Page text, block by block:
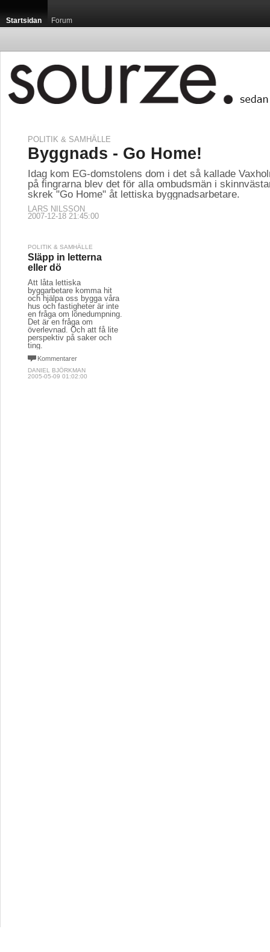
Startsidan Forum
POLITIK & SAMHÄLLE
Byggnads - Go Home!
Idag kom EG-domstolens dom i det så kallade
på fingrarna blev det för alla ombudsmän i
skrek "Go Home" åt lettiska byggnadsarbetare.
LARS NILSSON
2007-12-18 21:45:00
POLITIK & SAMHÄLLE
Släpp in letterna
eller dö
Att låta lettiska
byggarbetare komma hit
och hjälpa oss bygga våra
hus och fastigheter är inte
en fråga om lönedumpning.
Det är en fråga om
överlevnad. Och att få lite
perspektiv på saker och
ting.
Kommentarer
DANIEL BJÖRKMAN
2005-05-09 01:02:00